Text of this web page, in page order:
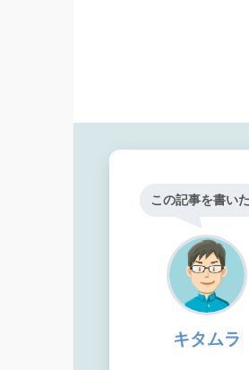
この記事を書い
キタムラ